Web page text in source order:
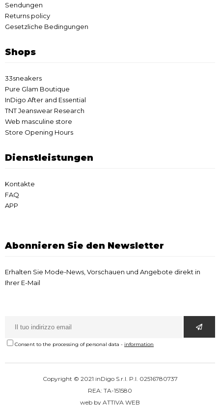
Sendungen
Returns policy
Gesetzliche Bedingungen
Shops
33sneakers
Pure Glam Boutique
InDigo After and Essential
TNT Jeanswear Research
Web masculine store
Store Opening Hours
Dienstleistungen
Kontakte
FAQ
APP
Abonnieren Sie den Newsletter
Erhalten Sie Mode-News, Vorschauen und Angebote direkt in
Ihrer E-Mail
Consent to the processing of personal data - information
Copyright © 2021 inDigo S.r.l. P.I. 02516780737
REA: TA-151580
web by ATTIVA WEB